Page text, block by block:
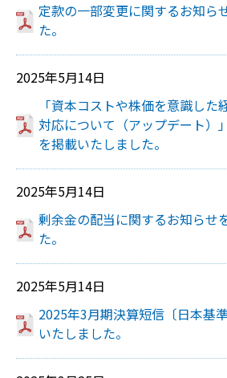
定款の一部変更に関するお知ら
た。
2025年5月14日
「資本コストや株価を意識した
対応について（アップデート）
を掲載いたしました。
2025年5月14日
剰余金の配当に関するお知らせ
た。
2025年5月14日
2025年3月期決算短信〔日本基
いたしました。